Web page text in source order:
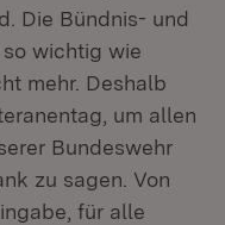
Die Bündnis- und
wichtig wie
mehr. Deshalb
um allen
Bundeswehr
zu sagen. Von
für alle